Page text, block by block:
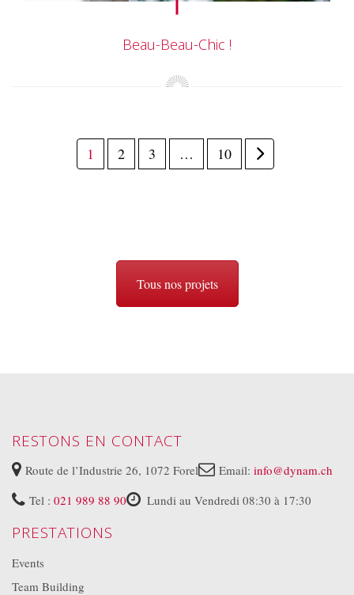
Beau-Beau-Chic !
1 2 3 … 10
Tous nos projets
RESTONS EN CONTACT
Route de l’Industrie 26, 1072 Forel Email: info@dynam.ch
Tel : 021 989 88 90 Lundi au Vendredi 08:30 à 17:30
PRESTATIONS
Events
Team Building